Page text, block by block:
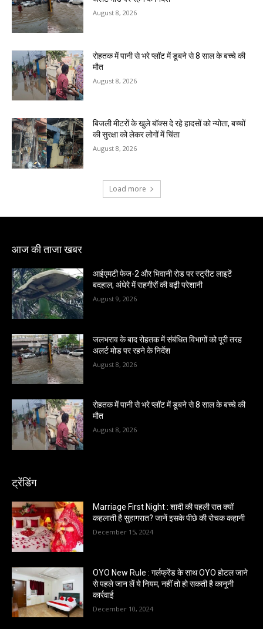
August 8, 2026
रोहतक में पानी से भरे प्लॉट में डूबने से 8 साल के बच्चे की
मौत
August 8, 2026
बिजली मीटरों के खुले बॉक्स दे रहे हादसों को न्योता, बच्चों
की सुरक्षा को लेकर लोगों में चिंता
August 8, 2026
Load more
आज की ताजा खबर
आईएमटी फेज-2 और भिवानी रोड पर स्ट्रीट लाइटें
बदहाल, अंधेरे में राहगीरों की बढ़ी परेशानी
August 9, 2026
जलभराव के बाद रोहतक में संबंधित विभागों को पूरी तरह
अलर्ट मोड पर रहने के निर्देश
August 8, 2026
रोहतक में पानी से भरे प्लॉट में डूबने से 8 साल के बच्चे की
मौत
August 8, 2026
ट्रेंडिंग
Marriage First Night : शादी की पहली रात क्यों
कहलाती है सुहागरात? जानें इसके पीछे की रोचक कहानी
December 15, 2024
OYO New Rule : गर्लफ्रेंड के साथ OYO होटल जाने
से पहले जान लें ये नियम, नहीं तो हो सकती है कानूनी
कार्रवाई
December 10, 2024